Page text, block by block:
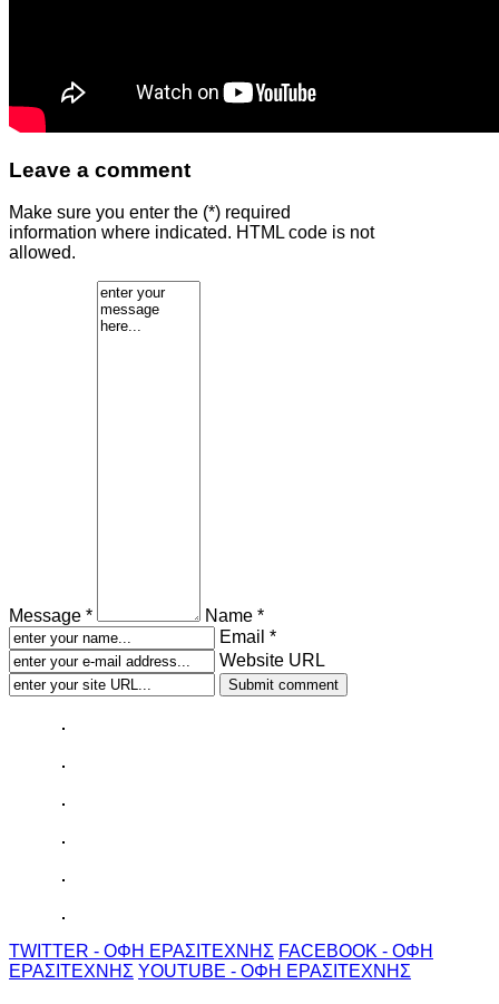
Leave a comment
Make sure you enter the (*) required
information where indicated. HTML code is not
allowed.
Message *
Name *
Email *
Website URL
TWITTER - ΟΦΗ ΕΡΑΣΙΤΕΧΝΗΣ FACEBOOK - ΟΦΗ
ΕΡΑΣΙΤΕΧΝΗΣ YOUTUBE - ΟΦΗ ΕΡΑΣΙΤΕΧΝΗΣ